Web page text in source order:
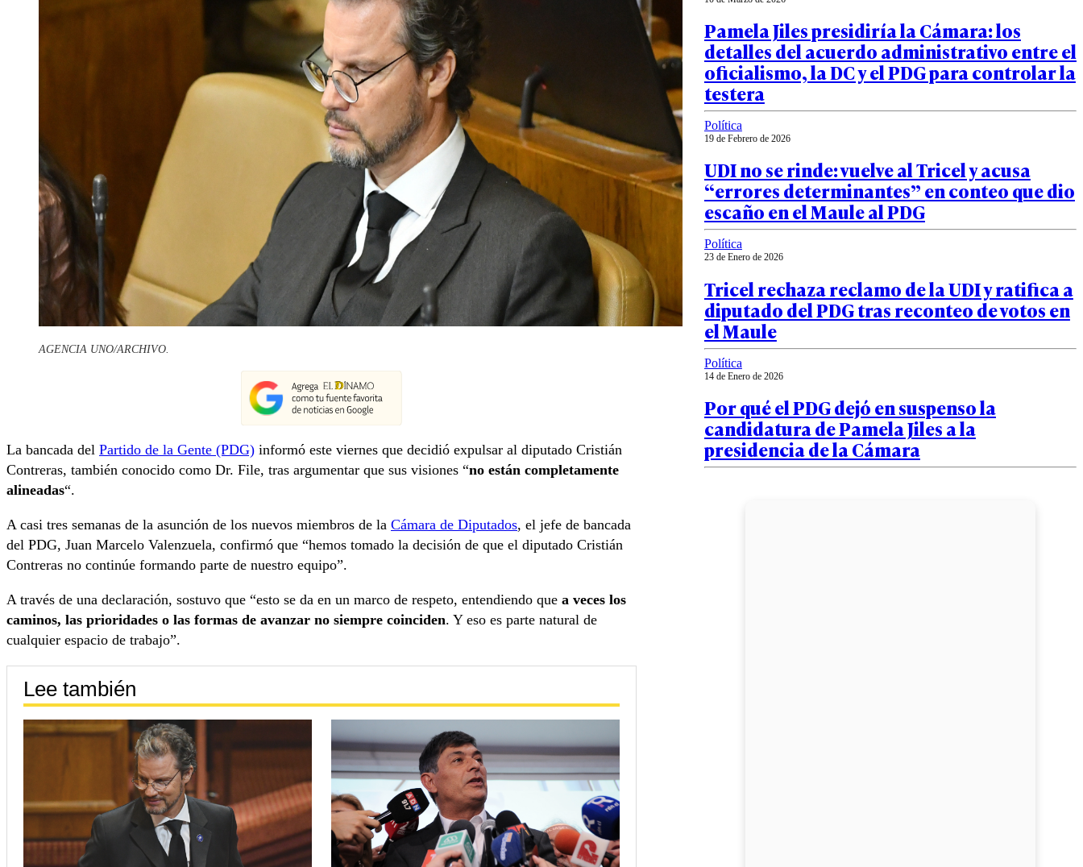
AGENCIA UNO/ARCHIVO.
La bancada del Partido de la Gente (PDG) informó este viernes que decidió expulsar al diputado Cristián
Contreras, también conocido como Dr. File, tras argumentar que sus visiones “no están completamente
alineadas“.
A casi tres semanas de la asunción de los nuevos miembros de la Cámara de Diputados, el jefe de bancada
del PDG, Juan Marcelo Valenzuela, confirmó que “hemos tomado la decisión de que el diputado Cristián
Contreras no continúe formando parte de nuestro equipo”.
A través de una declaración, sostuvo que “esto se da en un marco de respeto, entendiendo que a veces los
caminos, las prioridades o las formas de avanzar no siempre coinciden. Y eso es parte natural de
cualquier espacio de trabajo”.
Lee también
Pamela Jiles presidiría la Cámara: los
detalles del acuerdo administrativo entre el
oficialismo, la DC y el PDG para controlar la
testera
Política
19 de Febrero de 2026
UDI no se rinde: vuelve al Tricel y acusa
“errores determinantes” en conteo que dio
escaño en el Maule al PDG
Política
23 de Enero de 2026
Tricel rechaza reclamo de la UDI y ratifica a
diputado del PDG tras reconteo de votos en
el Maule
Política
14 de Enero de 2026
Por qué el PDG dejó en suspenso la
candidatura de Pamela Jiles a la
presidencia de la Cámara